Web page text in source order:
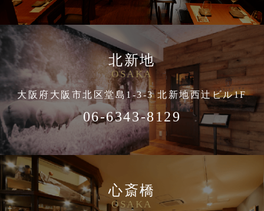
北新地
OSAKA
大阪府大阪市北区堂島1-3-3 北新地西辻ビル1F
06-6343-8129
心斎橋
OSAKA